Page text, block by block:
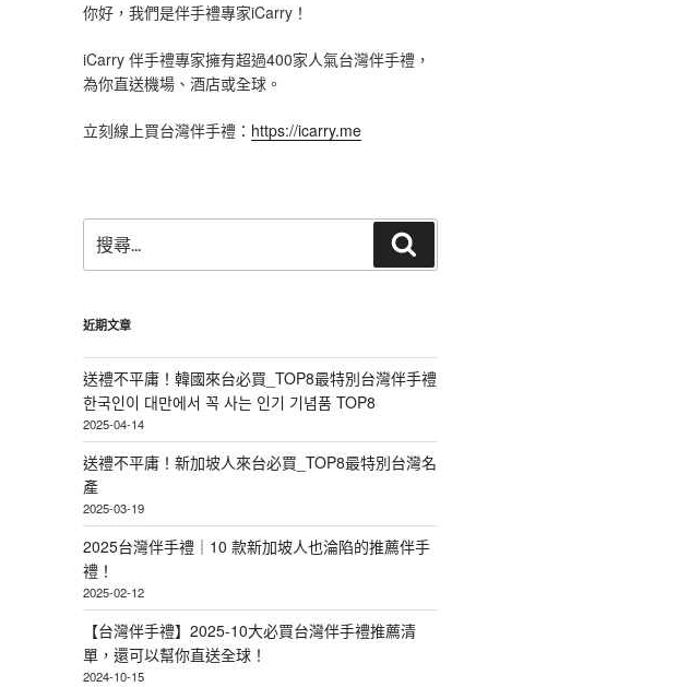
你好，我們是伴手禮專家iCarry！
iCarry 伴手禮專家擁有超過400家人氣台灣伴手禮，
為你直送機場、酒店或全球。
立刻線上買台灣伴手禮： https://icarry.me
尋
關
字:
尋
近期文章
送禮不平庸！韓國來台必買_TOP8最特別台灣伴手禮
한국인이 대만에서 꼭 사는 인기 기념품 TOP8
2025-04-14
送禮不平庸！新加坡人來台必買_TOP8最特別台灣名
產
2025-03-19
2025台灣伴手禮｜10 款新加坡人也淪陷的推薦伴手
禮！
2025-02-12
【台灣伴手禮】2025-10大必買台灣伴手禮推薦清
單，還可以幫你直送全球！
2024-10-15